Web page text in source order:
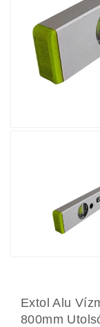
Extol Alu
800mm